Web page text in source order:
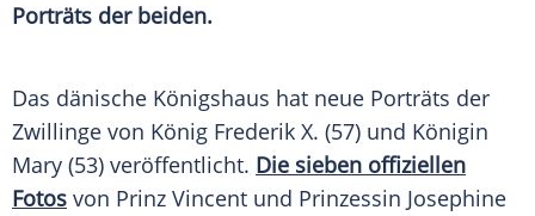
Porträts der beiden.
Das dänische Königshaus hat neue Porträts der
Zwillinge von König Frederik X. (57) und Königin
Mary (53) veröffentlicht. Die sieben offiziellen
Fotos von Prinz Vincent und Prinzessin Josephine